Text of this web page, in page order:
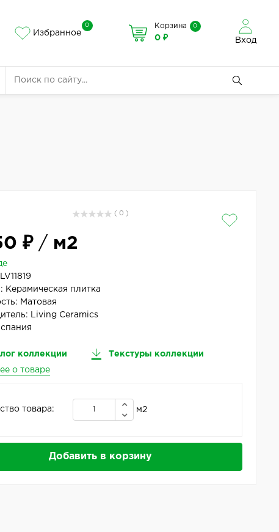
Избранное
0 Корзина 0
0 ₽ Вход
( 0 )
₽/ м2
LV11819
Керамическая плитка
Матовая
Living Ceramics
коллекции Текстуры коллекции
о товаре
товара: м2
Добавить в корзину